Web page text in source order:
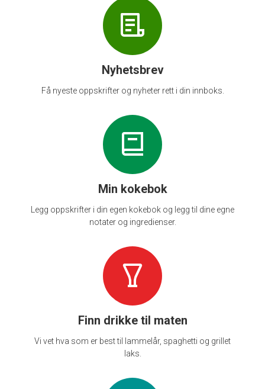
Nyhetsbrev
Få nyeste oppskrifter og nyheter rett i din innboks.
Min kokebok
Legg oppskrifter i din egen kokebok og legg til dine egne
notater og ingredienser.
Finn drikke til maten
Vi vet hva som er best til lammelår, spaghetti og grillet
laks.